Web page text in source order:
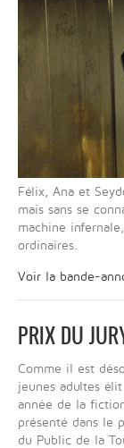
Félix, Ana et
mais sans se
machine
ordinaires.
Voir la bande-
PRIX DU
Comme il est
jeunes adultes
année de la
présenté dans le
du Public de la